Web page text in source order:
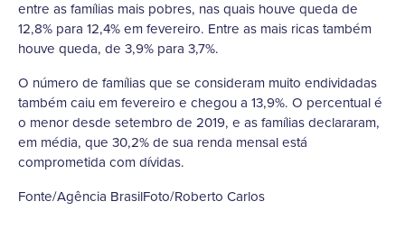
entre as famílias mais pobres, nas quais houve queda de
12,8% para 12,4% em fevereiro. Entre as mais ricas também
houve queda, de 3,9% para 3,7%.
O número de famílias que se consideram muito endividadas
também caiu em fevereiro e chegou a 13,9%. O percentual é
o menor desde setembro de 2019, e as famílias declararam,
em média, que 30,2% de sua renda mensal está
comprometida com dívidas.
Fonte/Agência BrasilFoto/Roberto Carlos